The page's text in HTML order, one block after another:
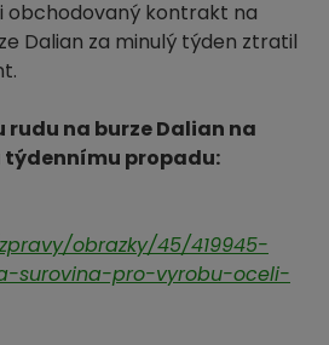
obchodovaný kontrakt na
Dalian za minulý týden ztratil
rudu na burze Dalian na
týdennímu propadu:
obrazky/45/419945-
surovina-pro-vyrobu-oceli-